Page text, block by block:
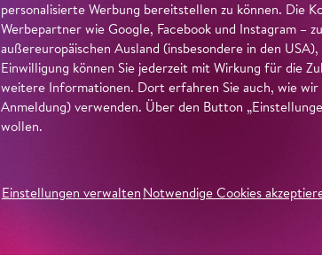
personalisierte Werbung bereitstellen zu können. Die
Werbepartner wie Google, Facebook und Instagram –
außereuropäischen Ausland (insbesondere in den
Einwilligung können Sie jederzeit mit Wirkung für die
weitere Informationen. Dort erfahren Sie auch, wie
Anmeldung) verwenden. Über den Button
wollen.
Einstellungen verwalten Notwendige Cookies